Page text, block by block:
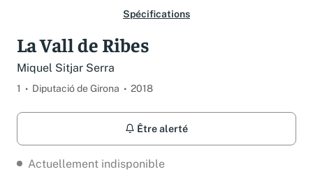
Spécifications
La Vall de Ribes
Miquel Sitjar Serra
1 Diputació de Girona 2018
Être alerté
Actuellement indisponible